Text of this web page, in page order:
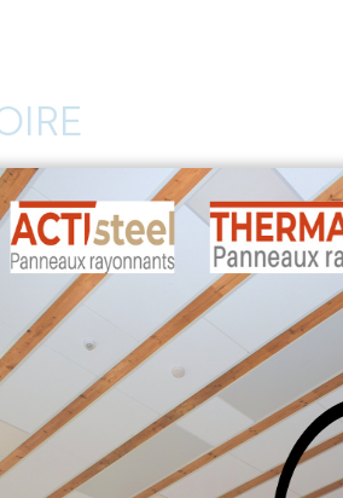
la marque commerciale du1er
rafraîchissant hydraulique basse
au sein de la ‘DIVISION BÂTIMENT’ du
la filiale THERMACOME dont le
dans La Manche.
GROUPE acquiert 100% des
alors filiale du
groupe